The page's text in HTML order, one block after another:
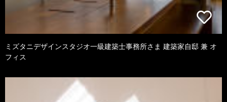
ミズタニデザインスタジオ一級建築士事務所さま 建築家自邸 兼 オ
フィス